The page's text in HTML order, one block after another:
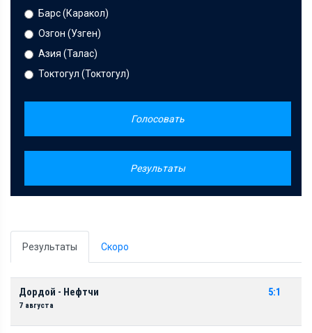
Барс (Каракол)
Озгон (Узген)
Азия (Талас)
Токтогул (Токтогул)
Голосовать
Результаты
Результаты Скоро
Дордой - Нефтчи
7 августа
5:1